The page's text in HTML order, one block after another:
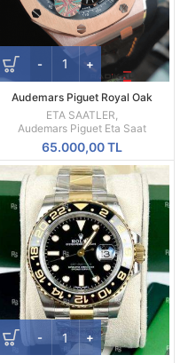
Audemars Piguet Royal Oak
Offshore 1:1 En İyi Üretim ETA
ETA SAATLER
Audemars Piguet Eta Saat
65.000,00TL